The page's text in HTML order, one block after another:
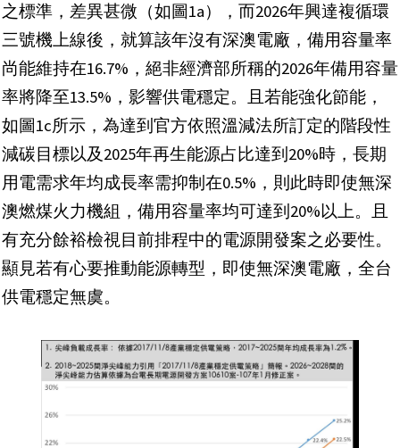
之標準，差異甚微（如圖1a），而2026年興達複循環
三號機上線後，就算該年沒有深澳電廠，備用容量率
尚能維持在16.7%，絕非經濟部所稱的2026年備用容量
率將降至13.5%，影響供電穩定。且若能強化節能，
如圖1c所示，為達到官方依照溫減法所訂定的階段性
減碳目標以及2025年再生能源占比達到20%時，長期
用電需求年均成長率需抑制在0.5%，則此時即使無深
澳燃煤火力機組，備用容量率均可達到20%以上。且
有充分餘裕檢視目前排程中的電源開發案之必要性。
顯見若有心要推動能源轉型，即使無深澳電廠，全台
供電穩定無虞。